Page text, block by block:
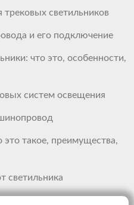
светильников
и его подключение
что это, особенности,
систем освещения
такое, преимущества,
светильника